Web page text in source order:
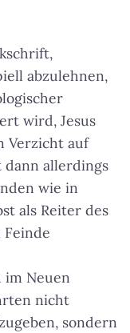
abzulehnen,
wird, Jesus
Verzicht auf
dann allerdings
wie in
als Reiter des
im Neuen
nicht
sondern